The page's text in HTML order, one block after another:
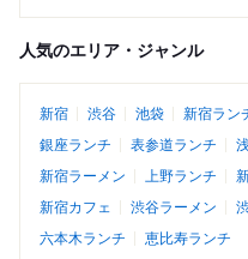
人気のエリア・ジャンル
新宿 渋谷 池袋 新宿ラン
銀座ランチ
表参道ランチ
新宿ラーメン
上野ランチ
新宿カフェ
渋谷ラーメン
六本木ランチ
恵比寿ランチ